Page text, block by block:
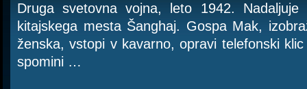
Druga svetovna vojna, leto 1942. Nadaljuje
kitajskega mesta Šanghaj. Gospa Mak,
ženska, vstopi v kavarno, opravi telefonski
spomini …